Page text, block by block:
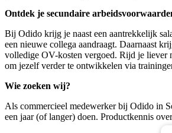
Ontdek je secundaire
Bij Odido krijg je naast een aantrekkelijk s
een nieuwe collega aandraagt. Daarnaast
volledige OV-kosten vergoed. Rijd je liever
om jezelf verder te ontwikkelen via
Wie zoeken wij?
Als commercieel medewerker bij Odido in
een jaar (of langer) doen. Productkennis